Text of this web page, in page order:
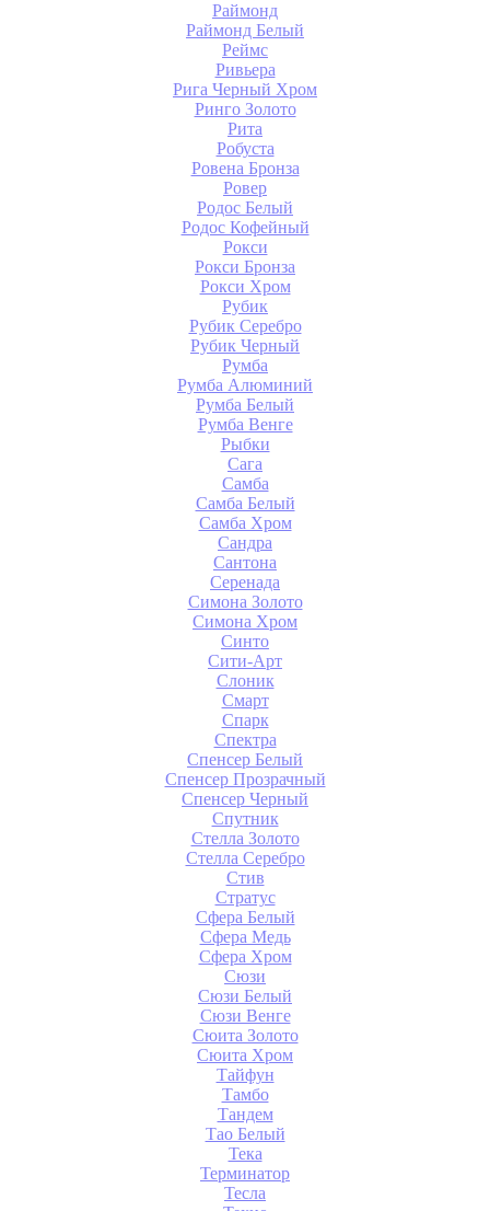
Раймонд
Раймонд Белый
Реймс
Ривьера
Рига Черный Хром
Ринго Золото
Рита
Робуста
Ровена Бронза
Ровер
Родос Белый
Родос Кофейный
Рокси
Рокси Бронза
Рокси Хром
Рубик
Рубик Серебро
Рубик Черный
Румба
Румба Алюминий
Румба Белый
Румба Венге
Рыбки
Сага
Самба
Самба Белый
Самба Хром
Сандра
Сантона
Серенада
Симона Золото
Симона Хром
Синто
Сити-Арт
Слоник
Смарт
Спарк
Спектра
Спенсер Белый
Спенсер Прозрачный
Спенсер Черный
Спутник
Стелла Золото
Стелла Серебро
Стив
Стратус
Сфера Белый
Сфера Медь
Сфера Хром
Сюзи
Сюзи Белый
Сюзи Венге
Сюита Золото
Сюита Хром
Тайфун
Тамбо
Тандем
Тао Белый
Тека
Терминатор
Тесла